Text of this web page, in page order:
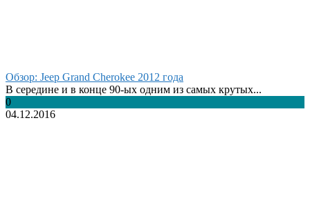
Обзор: Jeep Grand Cherokee 2012 года
В середине и в конце 90-ых одним из самых крутых...
0
04.12.2016